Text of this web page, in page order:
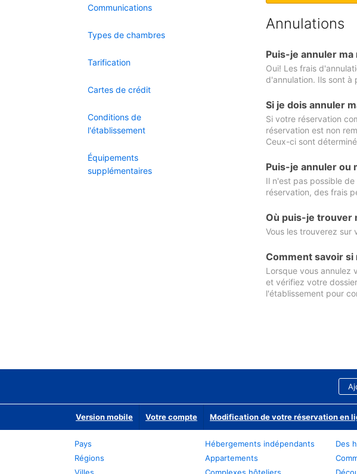
Communications
Types de chambres
Tarification
Cartes de crédit
Conditions de
l'établissement
Équipements
supplémentaires
Annulations
Puis-je annuler
Oui! Les frais
d'annulation. Ils sont à
Si je dois annuler
Si votre réservation
réservation est non
Ceux-ci sont
Puis-je annuler ou
Il n'est pas possible
réservation, des frais
Où puis-je trouver
Vous les trouverez sur
Comment savoir si
Lorsque vous annulez
et vérifiez votre
l'établissement pour
Version mobile Votre compte Modification de votre réservation en
Pays
Régions
Hébergements indépendants
Appartements
Des